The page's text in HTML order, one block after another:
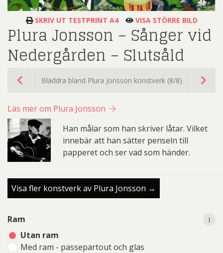
SKRIV UT TESTPRINT A4 VISA STÖRRE BILD
Plura Jonsson – Sånger vid
Nedergården – Slutsåld
Bläddra bland Plura Jonsson konstverk (8/8)
Läs mer om Plura Jonsson
Han målar som han skriver låtar. Vilket
innebär att han sätter penseln till
papperet och ser vad som händer.
Visa fler konstverk av Plura Jonsson →
Ram
Utan ram
Med ram - passepartout och glas
i